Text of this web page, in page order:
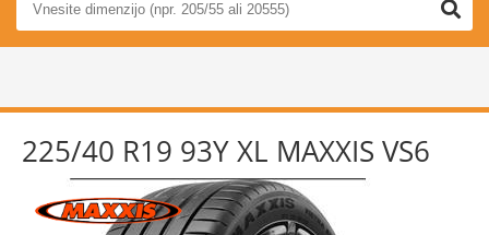
225/40 R19 93Y XL MAXXIS VS6